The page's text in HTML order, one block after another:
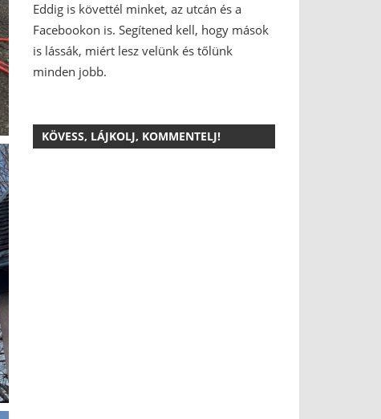
Eddig is követtél minket, az utcán és a
Facebookon is. Segítened kell, hogy mások
is lássák, miért lesz velünk és tőlünk
minden jobb.
KÖVESS, LÁJKOLJ, KOMMENTELJ!